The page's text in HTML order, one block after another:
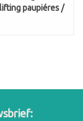
paupiéres /